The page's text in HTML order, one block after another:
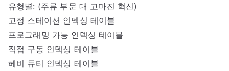
유형별: (주류 부문 대 고마진 혁신)
고정 스테이션 인덱싱 테이블
프로그래밍 가능 인덱싱 테이블
직접 구동 인덱싱 테이블
헤비 듀티 인덱싱 테이블